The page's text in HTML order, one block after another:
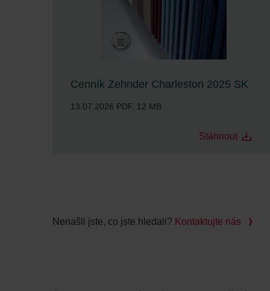
Cenník Zehnder Charleston 2025 SK
13.07.2026 PDF, 12 MB
Stáhnout
Nenašli jste, co jste hledali? Kontaktujte nás